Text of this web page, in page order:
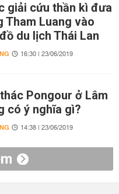
giải cứu thần kì đưa
Tham Luang vào
du lịch Thái Lan
16:30 | 23/06/2019
Pongour ở Lâm
có ý nghĩa gì?
14:38 | 23/06/2019